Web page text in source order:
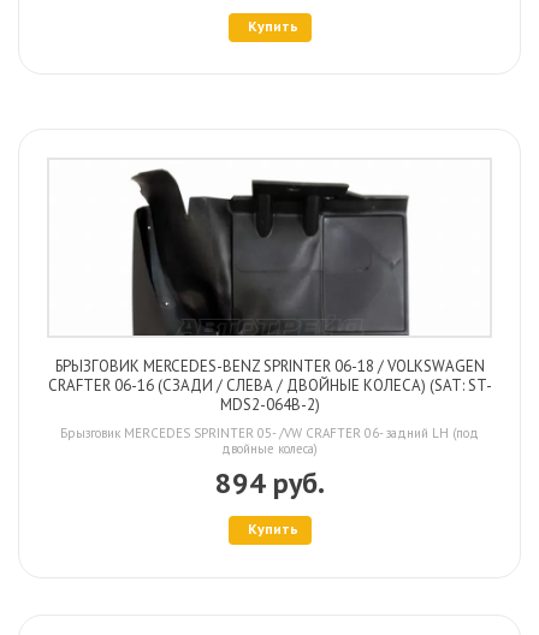
Купить
БРЫЗГОВИК MERCEDES-BENZ SPRINTER 06-18 / VOLKSWAGEN
CRAFTER 06-16 (СЗАДИ / СЛЕВА / ДВОЙНЫЕ КОЛЕСА) (SAT: ST-
MDS2-064B-2)
Брызговик MERCEDES SPRINTER 05- /VW CRAFTER 06- задний LH (под
двойные колеса)
894 руб.
Купить